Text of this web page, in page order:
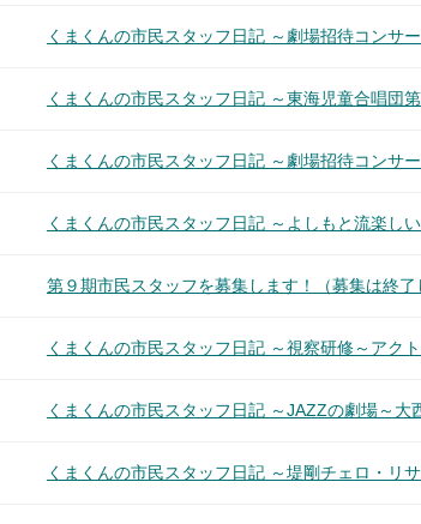
くまくんの市民スタッフ日記 ～劇場招待コンサ
くまくんの市民スタッフ日記 ～東海児童合唱団
くまくんの市民スタッフ日記 ～劇場招待コンサ
くまくんの市民スタッフ日記 ～よしもと流楽し
第９期市民スタッフを募集します！（募集は終了
くまくんの市民スタッフ日記 ～視察研修～アク
くまくんの市民スタッフ日記 ～JAZZの劇場～大
くまくんの市民スタッフ日記 ～堤剛チェロ・リ